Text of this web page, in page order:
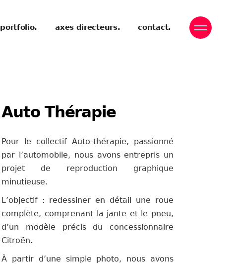
portfolio. axes directeurs. contact.
Auto Thérapie
Pour le collectif Auto-thérapie, passionné
par l’automobile, nous avons entrepris un
projet de reproduction graphique
minutieuse.
L’objectif : redessiner en détail une roue
complète, comprenant la jante et le pneu,
d’un modèle précis du concessionnaire
Citroën.
À partir d’une simple photo, nous avons